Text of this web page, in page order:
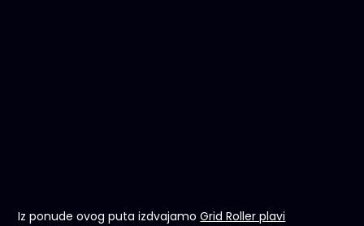
Iz ponude ovog puta izdvajamoGrid Roller plavi